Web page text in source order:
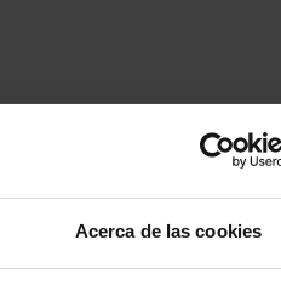
Acerca de las cookies